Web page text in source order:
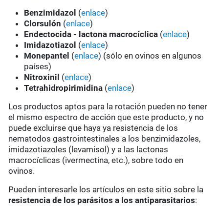
Benzimidazol (enlace)
Clorsulón (enlace)
Endectocida - lactona macrocíclica (enlace)
Imidazotiazol (enlace)
Monepantel (enlace) (sólo en ovinos en algunos
países)
Nitroxinil (enlace)
Tetrahidropirimidina (enlace)
Los productos aptos para la rotación pueden no tener
el mismo espectro de acción que este producto, y no
puede excluirse que haya ya resistencia de los
nematodos gastrointestinales a los benzimidazoles,
imidazotiazoles (levamisol) y a las lactonas
macrocíclicas (ivermectina, etc.), sobre todo en
ovinos.
Pueden interesarle los artículos en este sitio sobre la
resistencia de los parásitos a los antiparasitarios: